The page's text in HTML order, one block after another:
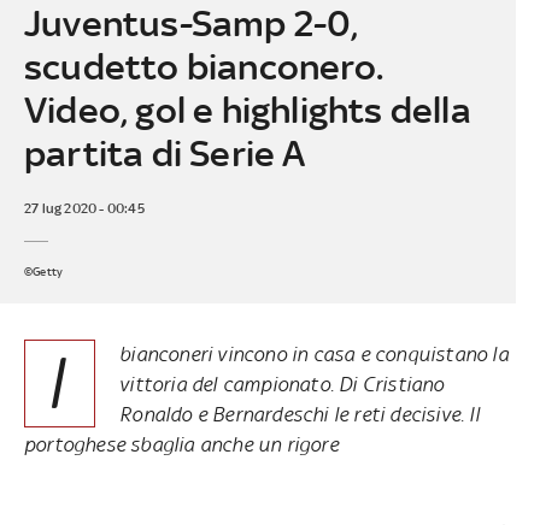
Juventus-Samp 2-0,
scudetto bianconero.
Video, gol e highlights della
partita di Serie A
27 lug 2020 - 00:45
©Getty
I
bianconeri vincono in casa e conquistano la
vittoria del campionato. Di Cristiano
Ronaldo e Bernardeschi le reti decisive. Il
portoghese sbaglia anche un rigore